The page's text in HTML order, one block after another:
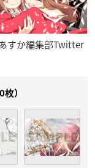
すか編集部Twitter
）